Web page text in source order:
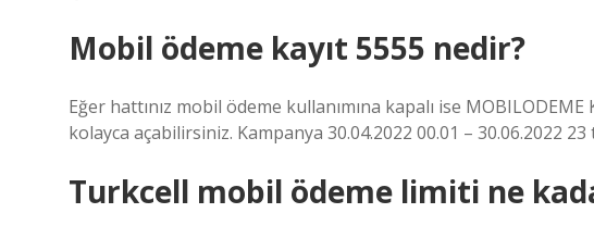
Mobil ödeme kayıt 5555 nedir?
Eğer hattınız mobil ödeme kullanımına kapalı ise
kolayca açabilirsiniz. Kampanya 30.04.2022 00.01 – 30.06.2022
Turkcell mobil ödeme limiti ne